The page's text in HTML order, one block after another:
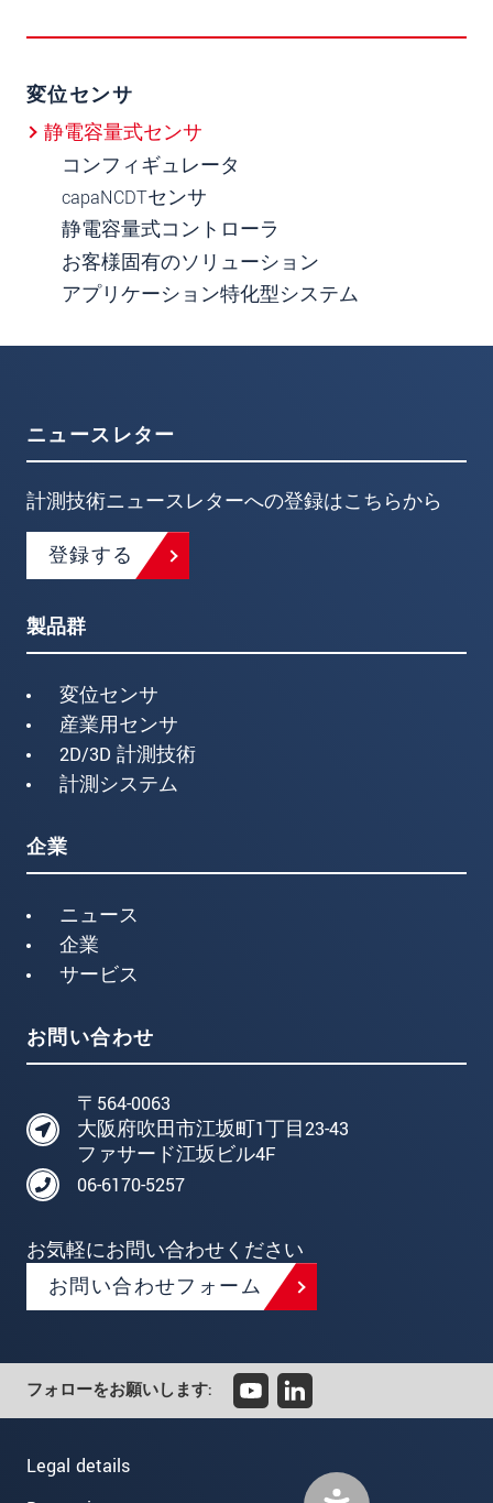
変位センサ
静電容量式センサ
コンフィギュレータ
capaNCDTセンサ
静電容量式コントローラ
お客様固有のソリューション
アプリケーション特化型システム
ニュースレター
計測技術ニュースレターへの登録はこちらから
登録する
製品群
変位センサ
産業用センサ
2D/3D 計測技術
計測システム
企業
ニュース
企業
サービス
お問い合わせ
〒564-0063
大阪府吹田市江坂町1丁目23-43
ファサード江坂ビル4F
06-6170-5257
お気軽にお問い合わせください
お問い合わせフォーム
フォローをお願いします:
Legal details